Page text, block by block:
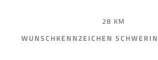
28 KM
WUNSCHKENNZEICHEN